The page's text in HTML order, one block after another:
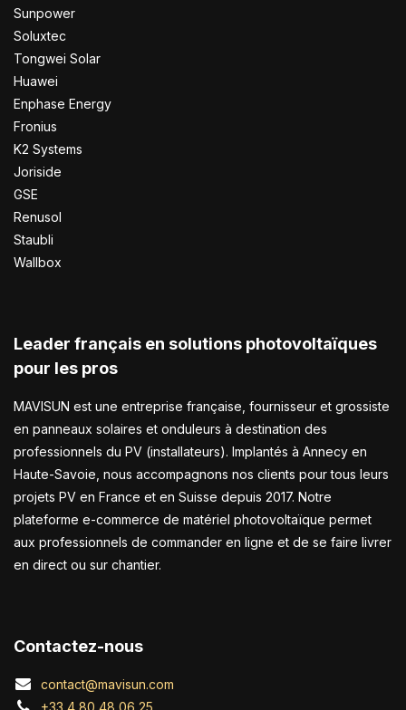
Sunpower
Soluxtec
Tongwei Solar
Huawei
Enphase Energy
Fronius
K2 Systems
Joriside
GSE
Renusol
Staubli
Wallbox
Leader français en solutions photovoltaïques
pour les pros
MAVISUN est une entreprise française, fournisseur et grossiste
en panneaux solaires et onduleurs à destination des
professionnels du PV (installateurs). Implantés à Annecy en
Haute-Savoie, nous accompagnons nos clients pour tous leurs
projets PV en France et en Suisse depuis 2017. Notre
plateforme e-commerce de matériel photovoltaïque permet
aux professionnels de commander en ligne et de se faire livrer
en direct ou sur chantier.
Contactez-nous
contact@mavisun.com